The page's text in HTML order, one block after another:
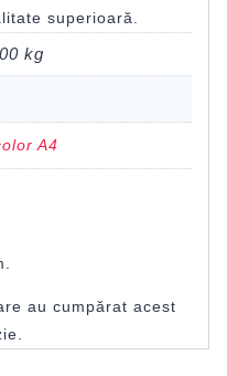
superioară.
kg
A4
au cumpărat acest